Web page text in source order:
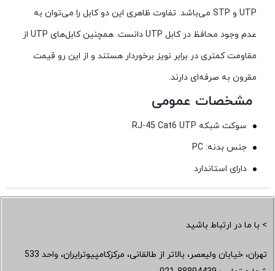
UTP و STP می‌باشد. تفاوت ظاهری این دو کابل را می‌توان به
عدم وجود محافظ در کابل UTP دانست. همچنین کابل‌های UTP از
مقاومت کمتری در برابر نویز برخوردار هستند و از این رو قیمت
مقرون به صرفه‌ای دارند.
مشخصات عمومی
سوکت شبکه RJ-45 Cat6 UTP
جنس بدنه: PC
دارای استاندارد
> با ما در ارتباط باشید
تهران، خیابان ولیعصر، بالاتر از طالقانی، مرکزکامپیوترایران، واحد 533